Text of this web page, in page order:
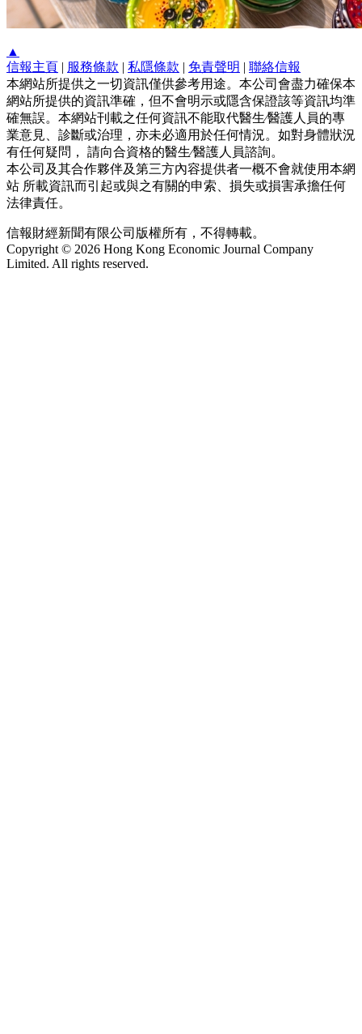
▲
信報主頁 | 服務條款 | 私隱條款 | 免責聲明 | 聯絡信報
本網站所提供之一切資訊僅供參考用途。本公司會盡力確保本
網站所提供的資訊準確，但不會明示或隱含保證該等資訊均準
確無誤。本網站刊載之任何資訊不能取代醫生∕醫護人員的專
業意見、診斷或治理，亦未必適用於任何情況。如對身體狀況
有任何疑問， 請向合資格的醫生∕醫護人員諮詢。
本公司及其合作夥伴及第三方內容提供者一概不會就使用本網
站 所載資訊而引起或與之有關的申索、損失或損害承擔任何
法律責任。
信報財經新聞有限公司版權所有，不得轉載。
Copyright © 2026 Hong Kong Economic Journal Company
Limited. All rights reserved.